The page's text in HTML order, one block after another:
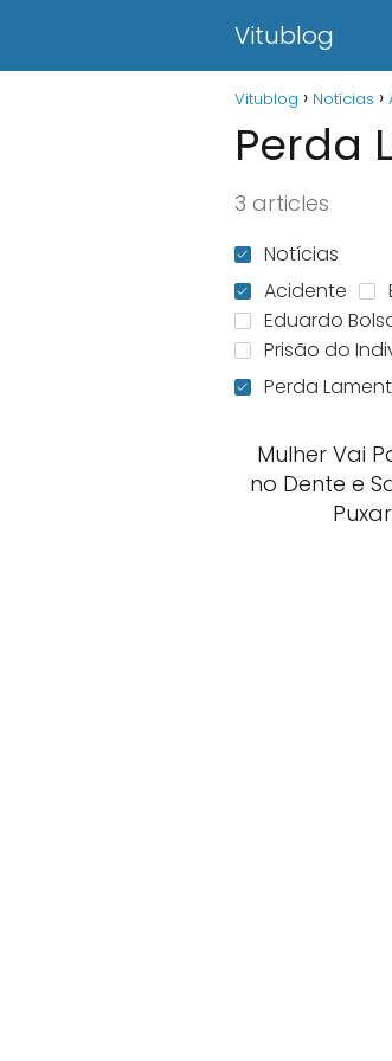
Vitublog
Vitublog Notícias
Perda
3 articles
Notícias
Acidente
Eduardo
Prisão do
Perda
Mulher Vai
no Dente e